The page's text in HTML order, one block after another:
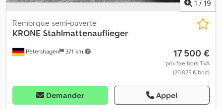
1 / 19
Petershagen 371 km
Remorque semi-ouverte
KRONE Stahlmattenauflieger
17 500 €
prix fixe hors TVA
(20 825 € brut)
Demander Appel